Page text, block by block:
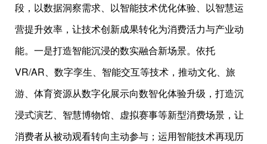
段，以数据洞察需求、以智能技术优化体验、以智慧运
营提升效率，让技术创新成果转化为消费活力与产业动
能。一是打造智能沉浸的数实融合新场景。依托
VR/AR、数字孪生、智能交互等技术，推动文化、旅
游、体育资源从数字化展示向数智化体验升级，打造沉
浸式演艺、智慧博物馆、虚拟赛事等新型消费场景，让
消费者从被动观看转向主动参与；运用智能技术再现历